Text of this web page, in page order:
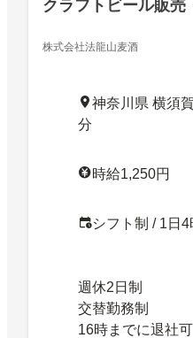
クラフトビール販売
株式会社法龍山麦酒
神奈川県 横須
分
時給1,250円
シフト制 / 1日
週休2日制
交替勤務制
16時までに退社可